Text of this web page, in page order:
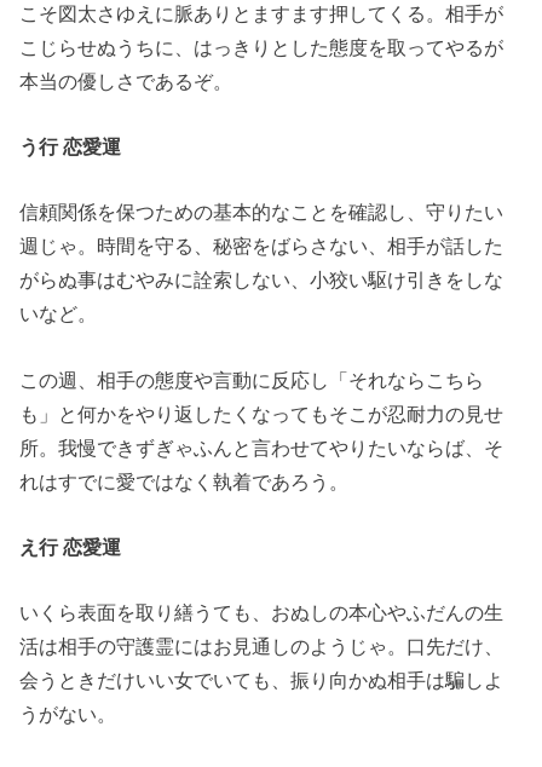
こそ図太さゆえに脈ありとますます押してくる。相手が
こじらせぬうちに、はっきりとした態度を取ってやるが
本当の優しさであるぞ。
う行 恋愛運
信頼関係を保つための基本的なことを確認し、守りたい
週じゃ。時間を守る、秘密をばらさない、相手が話した
がらぬ事はむやみに詮索しない、小狡い駆け引きをしな
いなど。
この週、相手の態度や言動に反応し「それならこちら
も」と何かをやり返したくなってもそこが忍耐力の見せ
所。我慢できずぎゃふんと言わせてやりたいならば、そ
れはすでに愛ではなく執着であろう。
え行 恋愛運
いくら表面を取り繕うても、おぬしの本心やふだんの生
活は相手の守護霊にはお見通しのようじゃ。口先だけ、
会うときだけいい女でいても、振り向かぬ相手は騙しよ
うがない。